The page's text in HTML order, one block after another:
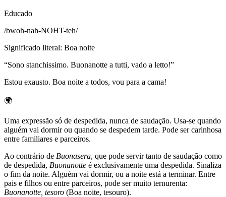
Educado
/bwoh-nah-NOHT-teh/
Significado literal: Boa noite
“Sono stanchissimo. Buonanotte a tutti, vado a letto!”
Estou exausto. Boa noite a todos, vou para a cama!
🌍
Uma expressão só de despedida, nunca de saudação. Usa-se quando
alguém vai dormir ou quando se despedem tarde. Pode ser carinhosa
entre familiares e parceiros.
Ao contrário de Buonasera, que pode servir tanto de saudação como
de despedida, Buonanotte é exclusivamente uma despedida. Sinaliza
o fim da noite. Alguém vai dormir, ou a noite está a terminar. Entre
pais e filhos ou entre parceiros, pode ser muito ternurenta:
Buonanotte, tesoro (Boa noite, tesouro).